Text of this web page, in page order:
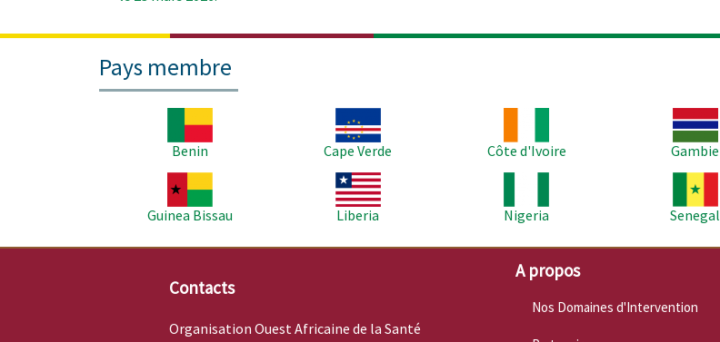
Pays membre
Benin
Cape Verde
Côte d'Ivoire
Gambie
Guinea Bissau
Liberia
Nigeria
Senegal
Contacts
Organisation Ouest Africaine de la Santé
A propos
Nos Domaines d'Intervention